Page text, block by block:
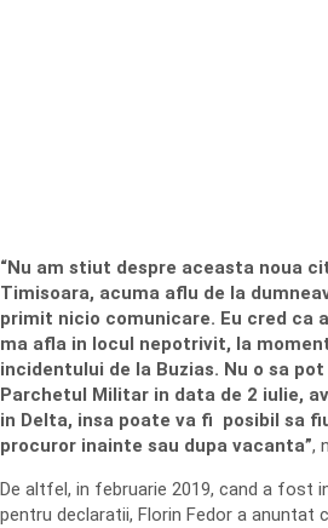
“Nu am stiut despre aceasta noua
Timisoara, acuma aflu de la
primit nicio comunicare. Eu cred ca
ma afla in locul nepotrivit, la
incidentului de la Buzias. Nu o sa
Parchetul Militar in data de 2 iulie,
in Delta, insa poate va fi posibil sa
procuror inainte sau dupa vacanta”,
De altfel, in februarie 2019, cand a fost
pentru declaratii, Florin Fedor a anuntat